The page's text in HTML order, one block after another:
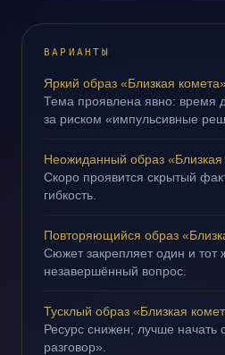
ВАРИАНТЫ
Яркий образ «Близкая
Тема проявлена явно: время
за риском «импульсивные
Неожиданный образ «Близкая
Скоро проявится скрытый
гибкость.
Повторяющийся образ
Сюжет закрепляет один и тот
незавершённый вопрос.
Тусклый образ «Близкая
Ресурс снижен; лучше начать
разговор».